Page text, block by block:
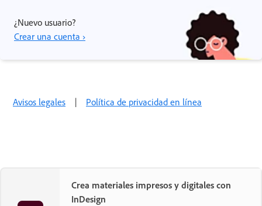
¿Nuevo usuario?
Crear una cuenta ›
Avisos legales | Política de privacidad en línea
Crea materiales impresos y digitales con
InDesign